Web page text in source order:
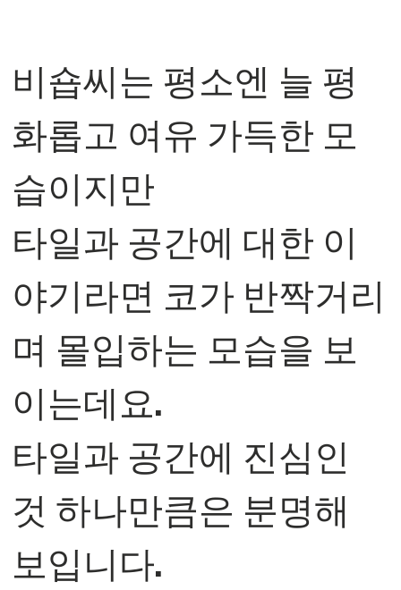
비숍씨는 평소엔 늘 평
화롭고 여유 가득한 모
습이지만
타일과 공간에 대한 이
야기라면 코가 반짝거리
며 몰입하는 모습을 보
이는데요.
타일과 공간에 진심인
것 하나만큼은 분명해
보입니다.